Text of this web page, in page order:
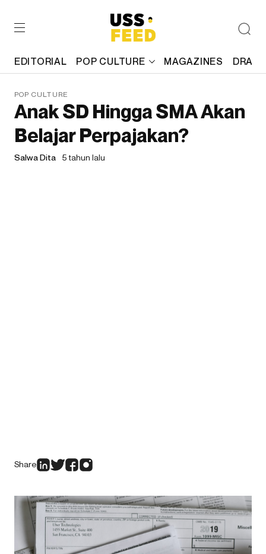
EDITORIAL POP CULTURE MAGAZINES
POP CULTURE
Anak SD Hingga SMA Akan
Belajar Perpajakan?
Salwa Dita 5 tahun lalu
Share